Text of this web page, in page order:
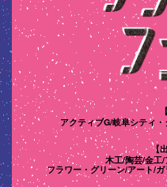
アクティブG/岐阜シティ
【
木工/陶芸/金工
フラワー・グリーン/アート/ガ